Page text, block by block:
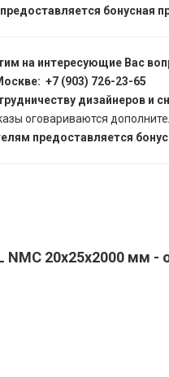
бонусная
на интересующие Вас
+7 (903) 726-23-65
дизайнеров и
оговариваются
предоставляется
NMC 20х25х2000 мм -